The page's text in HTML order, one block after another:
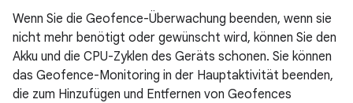
Wenn Sie die Geofence-Überwachung beenden, wenn sie
nicht mehr benötigt oder gewünscht wird, können Sie den
Akku und die CPU-Zyklen des Geräts schonen. Sie können
das Geofence-Monitoring in der Hauptaktivität beenden,
die zum Hinzufügen und Entfernen von Geofences